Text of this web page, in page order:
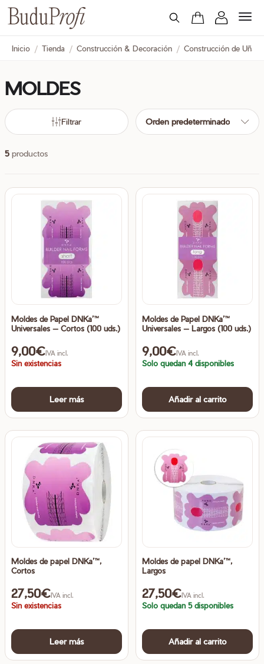
Inicio / Tienda / Construcción & Decoración / Construcción de Uñas
MOLDES
5 productos
Filtrar Orden predeterminado
Moldes de Papel DNKa’™
Universales — Cortos (100 uds.)
9,00€IVA incl.
Sin existencias
Leer más
Moldes de Papel DNKa’™
Universales — Largos (100 uds.)
9,00€IVA incl.
Solo quedan 4 disponibles
Añadir al carrito
Moldes de papel DNKa’™,
Cortos
27,50€IVA incl.
Sin existencias
Leer más
Moldes de papel DNKa’™,
Largos
27,50€IVA incl.
Solo quedan 5 disponibles
Añadir al carrito